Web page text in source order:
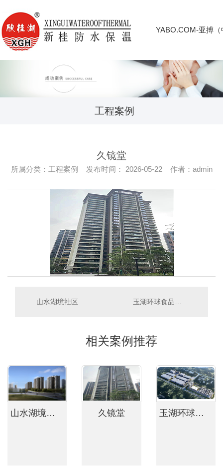
YABO.COM-亚搏（
工程案例
久镜堂
所属分类：工程案例 发布时间： 2026-05-22 作者：admin
山水湖境社区
相关案例推荐
山水湖境社区 久镜堂 玉湖环球食品供应链中国西部基项目玉湖环球食品供应链中国西部基地